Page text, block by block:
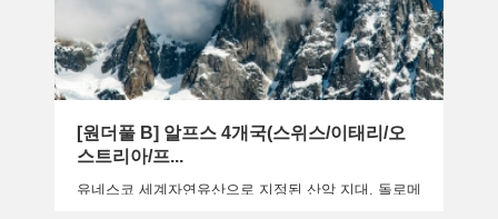
[원더풀 B] 알프스 4개국(스위스/이태리/오
스트리아/프...
유네스코 세계자연유산으로 지정된 산악 지대, 돌로메